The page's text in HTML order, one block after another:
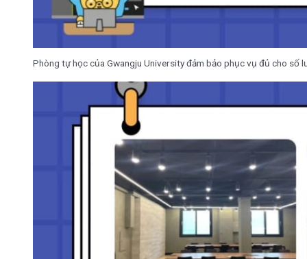
Phòng tự học của Gwangju University đảm bảo phục vụ đủ cho số